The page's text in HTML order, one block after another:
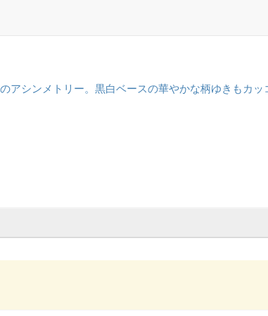
アシンメトリー。黒白ベースの華やかな柄ゆきもカッ